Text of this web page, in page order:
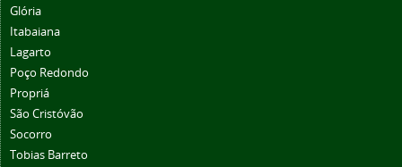
Glória
Itabaiana
Lagarto
Poço Redondo
Propriá
São Cristóvão
Socorro
Tobias Barreto